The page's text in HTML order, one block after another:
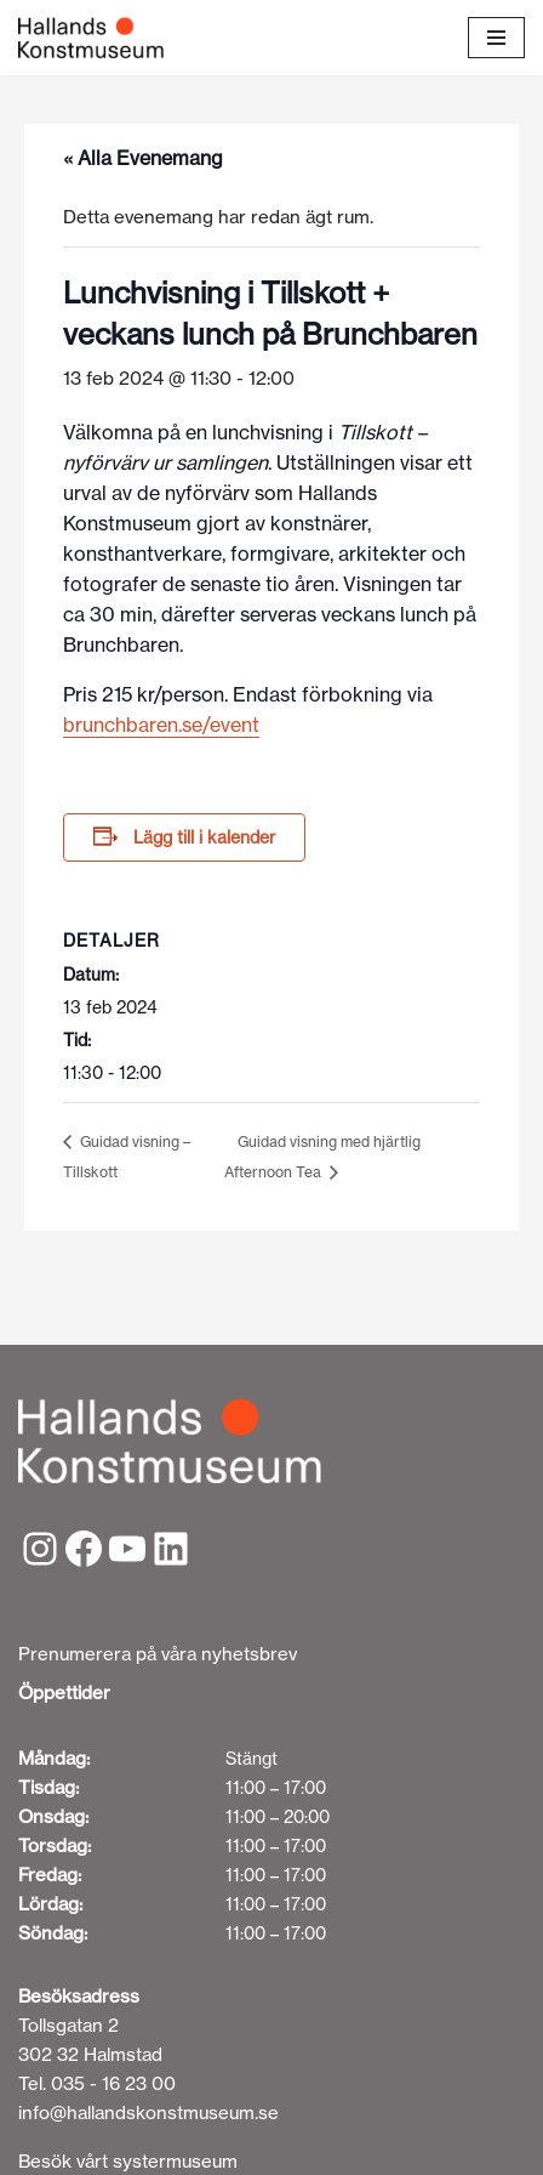
Hoppa
« Alla Evenemang
Detta evenemang har redan ägt rum.
Lunchvisning i Tillskott +
veckans lunch på Brunchbaren
13 feb 2024 @ 11:30 - 12:00
Välkomna på en lunchvisning i Tillskott –
nyförvärv ur samlingen. Utställningen visar ett
urval av de nyförvärv som Hallands
Konstmuseum gjort av konstnärer,
konsthantverkare, formgivare, arkitekter och
fotografer de senaste tio åren. Visningen tar
ca 30 min, därefter serveras veckans lunch på
Brunchbaren.
Pris 215 kr/person. Endast förbokning via
brunchbaren.se/event
Lägg till i kalender
DETALJER
Datum:
13 feb 2024
Tid:
11:30 - 12:00
Guidad visning –
Tillskott
Guidad visning med hjärtlig
Afternoon Tea
Prenumerera på våra nyhetsbrev
Öppettider
Måndag: Stängt
Tisdag: 11:00 – 17:00
Onsdag: 11:00 – 20:00
Torsdag: 11:00 – 17:00
Fredag: 11:00 – 17:00
Lördag: 11:00 – 17:00
Söndag: 11:00 – 17:00
Besöksadress
Tollsgatan 2
302 32 Halmstad
Tel. 035 - 16 23 00
info@hallandskonstmuseum.se
Besök vårt systermuseum